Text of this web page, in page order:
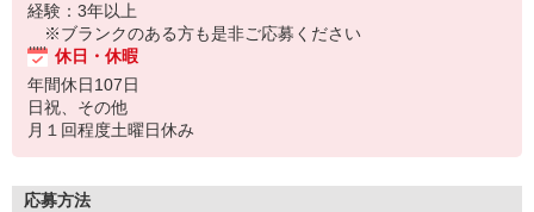
経験：3年以上
※ブランクのある方も是非ご応募ください
休日・休暇
年間休日107日
日祝、その他
月１回程度土曜日休み
応募方法